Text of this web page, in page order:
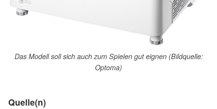
Das Modell soll sich auch zum Spielen gut eignen (Bildquelle:
Optoma)
Quelle(n)